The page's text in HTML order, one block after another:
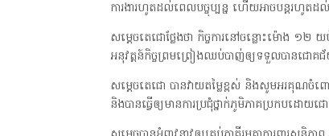
ការងារហូតដល់ពេលបច្ចុប្បន្ន ហើយអាចបន្តរហូត
សម្តេចតេជោថ្លែងថា កិច្ចការនៅចន្លោះម៉ោង ១
អនុវត្តន៍កិច្ចព្រមព្រៀងឈប់បាញ់ឲ្យទទួលបានជោគ
សម្តេចតេជោ បានវាយតម្លៃខ្ពស់ និងសូមអរគុណចំព
និងបានធ្វើឲ្យមានការប្រជុំថ្នាក់ភូមិភាគប្រកបដោយ